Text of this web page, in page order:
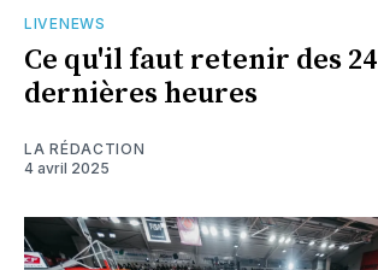
LIVENEWS
Ce qu'il faut retenir des 24
dernières heures
LA RÉDACTION
4 avril 2025